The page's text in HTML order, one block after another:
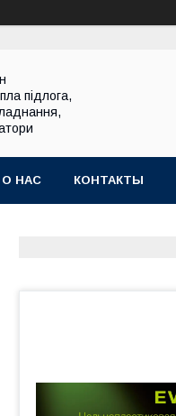
підлога,
О НАС КОНТАКТЫ